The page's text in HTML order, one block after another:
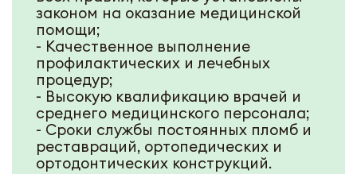
законом на оказание медицинской
помощи;
- Качественное выполнение
профилактических и лечебных
процедур;
- Высокую квалификацию врачей и
среднего медицинского персонала;
- Сроки службы постоянных пломб и
реставраций, ортопедических и
ортодонтических конструкций.